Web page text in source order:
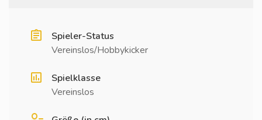
Spieler-Status
Vereinslos/Hobbykicker
Spielklasse
Vereinslos